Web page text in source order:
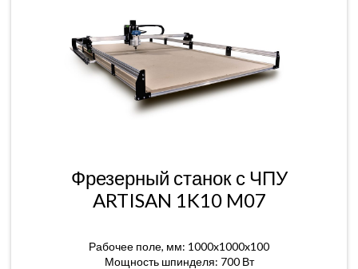
Фрезерный станок с ЧПУ
ARTISAN 1K10 M07
Рабочее поле, мм: 1000x1000x100
Мощность шпинделя: 700 Вт